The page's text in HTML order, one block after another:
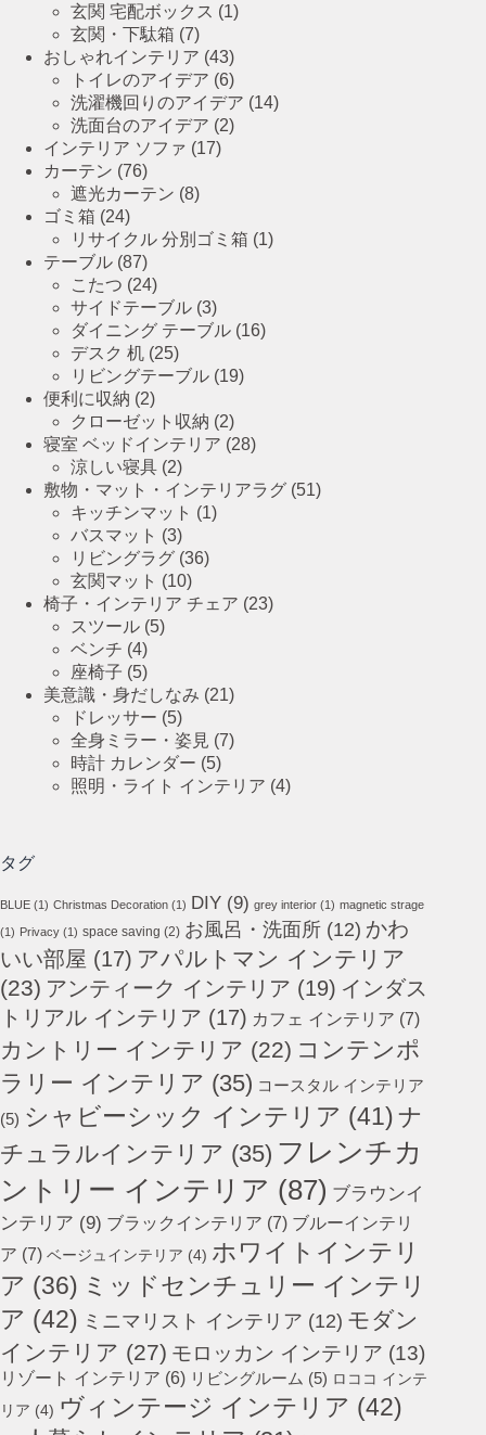
玄関 宅配ボックス (1)
玄関・下駄箱 (7)
おしゃれインテリア (43)
トイレのアイデア (6)
洗濯機回りのアイデア (14)
洗面台のアイデア (2)
インテリア ソファ (17)
カーテン (76)
遮光カーテン (8)
ゴミ箱 (24)
リサイクル 分別ゴミ箱 (1)
テーブル (87)
こたつ (24)
サイドテーブル (3)
ダイニング テーブル (16)
デスク 机 (25)
リビングテーブル (19)
便利に収納 (2)
クローゼット収納 (2)
寝室 ベッドインテリア (28)
涼しい寝具 (2)
敷物・マット・インテリアラグ (51)
キッチンマット (1)
バスマット (3)
リビングラグ (36)
玄関マット (10)
椅子・インテリア チェア (23)
スツール (5)
ベンチ (4)
座椅子 (5)
美意識・身だしなみ (21)
ドレッサー (5)
全身ミラー・姿見 (7)
時計 カレンダー (5)
照明・ライト インテリア (4)
タグ
BLUE (1) Christmas Decoration (1) DIY (9) grey interior (1) magnetic strage
(1) Privacy (1) space saving (2) お風呂・洗面所 (12) かわ
いい部屋 (17) アパルトマン インテリア
(23) アンティーク インテリア (19) インダス
トリアル インテリア (17) カフェ インテリア (7)
カントリー インテリア (22) コンテンポ
ラリー インテリア (35) コースタル インテリア
(5) シャビーシック インテリア (41) ナ
チュラルインテリア (35) フレンチカ
ントリー インテリア (87) ブラウンイ
ンテリア (9) ブラックインテリア (7) ブルーインテリ
ア (7) ベージュインテリア (4) ホワイトインテリ
ア (36) ミッドセンチュリー インテリ
ア (42) ミニマリスト インテリア (12) モダン
インテリア (27) モロッカン インテリア (13)
リゾート インテリア (6) リビングルーム (5) ロココ インテ
リア (4) ヴィンテージ インテリア (42)